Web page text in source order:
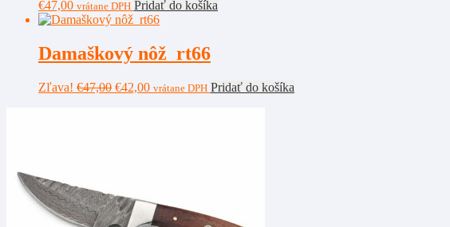
€47,00 vrátane DPH Pridať do košíka
Damaškový nôž rt66
Zľava! €47,00 Pôvodná
€42,00Aktuálna
vrátane DPH Pridať do košíka